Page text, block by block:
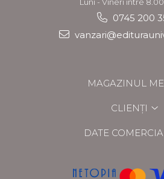
0745 200
MAGAZINUL
CLIENȚI
DATE